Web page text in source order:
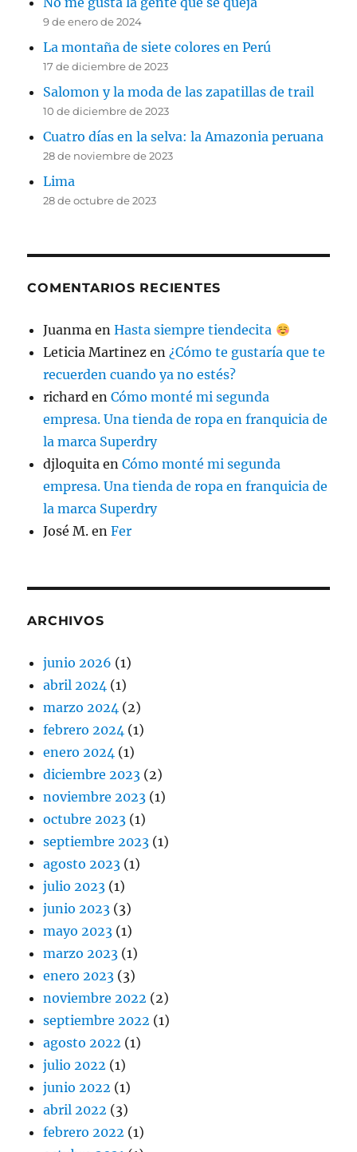
9 de enero de 2024
La montaña de siete colores en Perú
17 de diciembre de 2023
Salomon y la moda de las zapatillas de trail
10 de diciembre de 2023
Cuatro días en la selva: la Amazonia peruana
28 de noviembre de 2023
Lima
28 de octubre de 2023
COMENTARIOS RECIENTES
Juanma enHasta siempre tiendecita
Leticia Martinez en¿Cómo te gustaría que te
recuerden cuando ya no estés?
richard enCómo monté mi segunda
empresa. Una tienda de ropa en franquicia de
la marca Superdry
djloquita enCómo monté mi segunda
empresa. Una tienda de ropa en franquicia de
la marca Superdry
José M. enFer
ARCHIVOS
junio 2026 (1)
abril 2024 (1)
marzo 2024 (2)
febrero 2024 (1)
enero 2024 (1)
diciembre 2023 (2)
noviembre 2023 (1)
octubre 2023 (1)
septiembre 2023 (1)
agosto 2023 (1)
julio 2023 (1)
junio 2023 (3)
mayo 2023 (1)
marzo 2023 (1)
enero 2023 (3)
noviembre 2022 (2)
septiembre 2022 (1)
agosto 2022 (1)
julio 2022 (1)
junio 2022 (1)
abril 2022 (3)
febrero 2022 (1)